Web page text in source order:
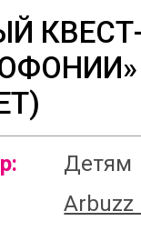
Детям
Arbuzz